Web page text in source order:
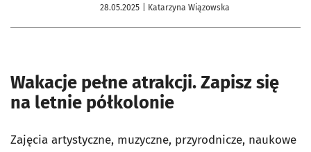
28.05.2025 | Katarzyna Wiązowska
Wakacje pełne atrakcji. Zapisz się
na letnie półkolonie
Zajęcia artystyczne, muzyczne, przyrodnicze, naukowe